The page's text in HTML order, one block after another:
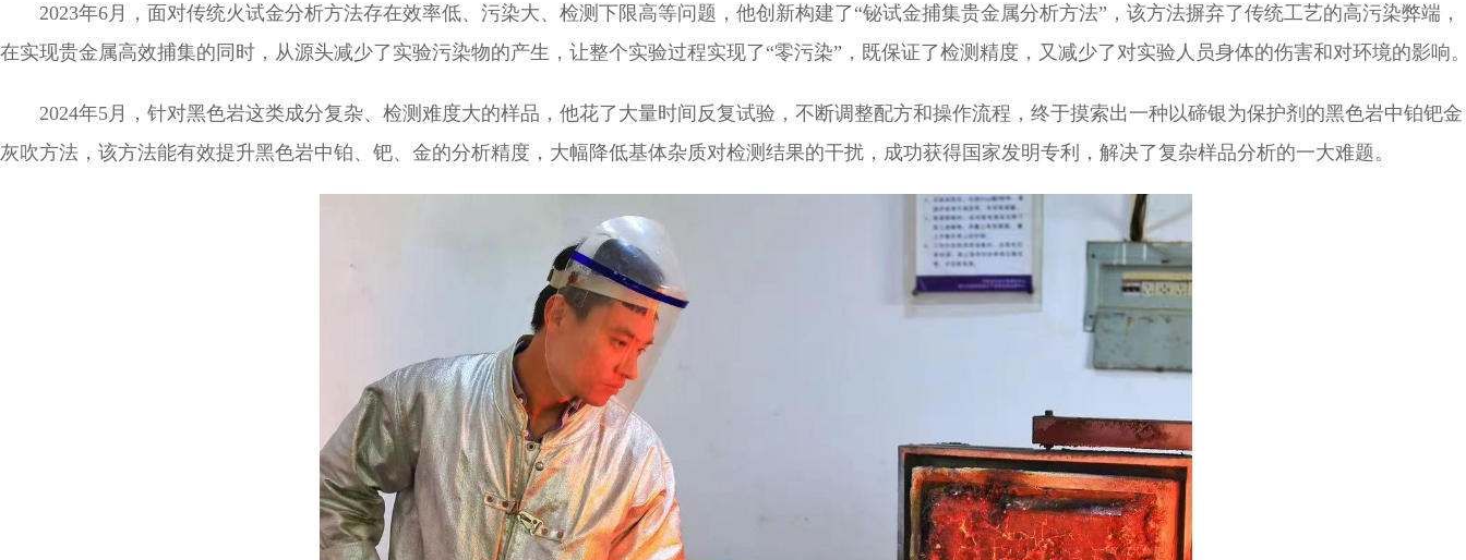
2023年6月，面对传统火试金分析方法存在效率低、污染大、检测下限高等问题，他创新构建了“铋试金捕集贵金属分析方法”，该方法摒弃了传统工艺的高污染弊端，
在实现贵金属高效捕集的同时，从源头减少了实验污染物的产生，让整个实验过程实现了“零污染”，既保证了检测精度，又减少了对实验人员身体的伤害和对环境的影响
2024年5月，针对黑色岩这类成分复杂、检测难度大的样品，他花了大量时间反复试验，不断调整配方和操作流程，终于摸索出一种以碲银为保护剂的黑色岩中铂钯金
灰吹方法，该方法能有效提升黑色岩中铂、钯、金的分析精度，大幅降低基体杂质对检测结果的干扰，成功获得国家发明专利，解决了复杂样品分析的一大难题。